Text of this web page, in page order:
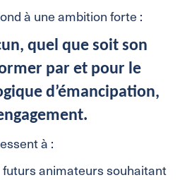
à une ambition forte :
quel que soit son
par et pour le
d’émancipation,
à :
futurs animateurs souhaitant